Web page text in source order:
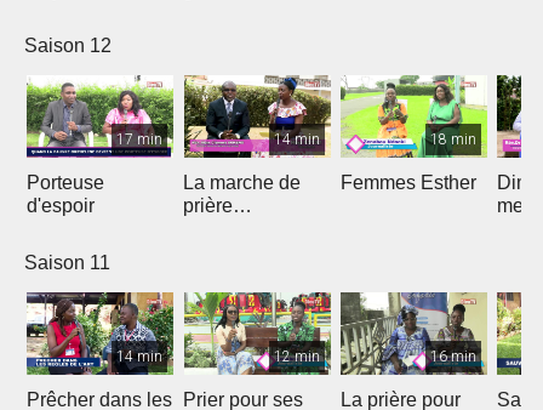
Saison 12
17 min
Porteuse
d'espoir
14 min
La marche de
prière
18 min
Femmes Esther
Saison 11
14 min
Prêcher dans les
12 min
Prier pour ses
16 min
La prière pour